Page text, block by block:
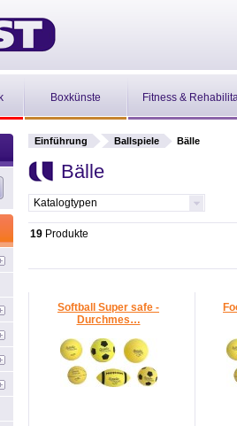
Boxkünste Fitness &
Einführung Ballspiele Bälle
Bälle
Katalogtypen
19 Produkte
Softball Super safe -
Durchmes…